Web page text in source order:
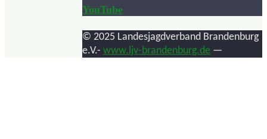
YouTube
© 2025 Landesjagdverband Brandenburg
e.V.- www.ljv-brandenburg.de —